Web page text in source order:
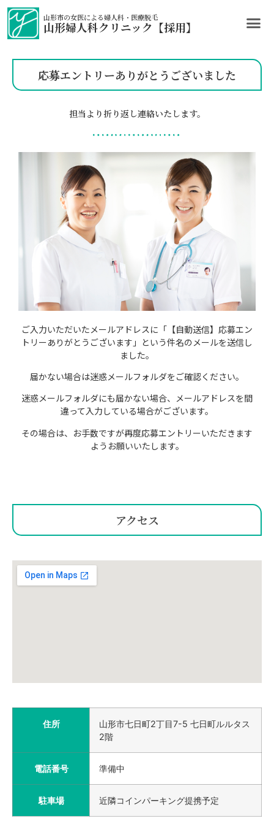
山形市の女医による婦人科・医療脱毛
山形婦人科クリニック【採用】
応募エントリーありがとうございました
担当より折り返し連絡いたします。
ご入力いただいたメールアドレスに「【自動送信】応募エン
トリーありがとうございます」という件名のメールを送信し
ました。
届かない場合は迷惑メールフォルダをご確認ください。
迷惑メールフォルダにも届かない場合、メールアドレスを間
違って入力している場合がございます。
その場合は、お手数ですが再度応募エントリーいただきます
ようお願いいたします。
アクセス
住所
山形市七日町2丁目7-5 七日町ルルタス
2階
電話番号 準備中
駐車場 近隣コインパーキング提携予定